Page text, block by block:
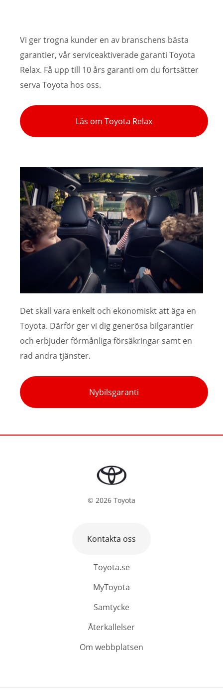
Vi ger trogna kunder en av branschens bästa
garantier, vår serviceaktiverade garanti Toyota
Relax. Få upp till 10 års garanti om du fortsätter
serva Toyota hos oss.
Läs om Toyota Relax
Det skall vara enkelt och ekonomiskt att äga en
Toyota. Därför ger vi dig generösa bilgarantier
och erbjuder förmånliga försäkringar samt en
rad andra tjänster.
Nybilsgaranti
© 2026 Toyota
Toyota.se
MyToyota
Samtycke
Återkallelser
Om webbplatsen
Kontakta oss